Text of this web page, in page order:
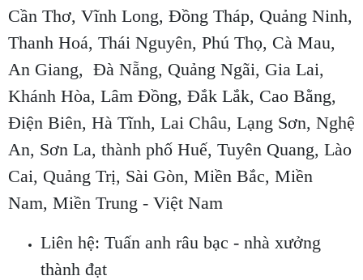
Cần Thơ, Vĩnh Long, Đồng Tháp, Quảng Ninh,
Thanh Hoá, Thái Nguyên, Phú Thọ, Cà Mau,
An Giang, Đà Nẵng, Quảng Ngãi, Gia Lai,
Khánh Hòa, Lâm Đồng, Đắk Lắk, Cao Bằng,
Điện Biên, Hà Tĩnh, Lai Châu, Lạng Sơn, Nghệ
An, Sơn La, thành phố Huế, Tuyên Quang, Lào
Cai, Quảng Trị, Sài Gòn, Miền Bắc, Miền
Nam, Miền Trung - Việt Nam
Liên hệ: Tuấn anh râu bạc - nhà xưởng
thành đạt